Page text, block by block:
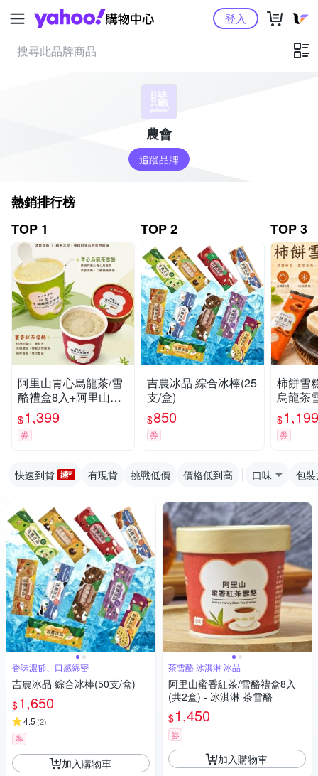
Yahoo購物中心登入
農會
追蹤品牌
熱銷排行榜
TOP 1
阿里山青心烏龍茶/雪
酪禮盒8入+阿里山蜜
香紅茶/雪酪禮盒8入 -
冰淇淋 茶雪酪
$1,399
券
TOP 2
吉農冰品 綜合冰棒(25
支/盒)
$850
券
TOP 3
柿餅雪
烏龍茶
香紅
盒)任選
$1,199
券
快速到貨 有現貨 挑戰低價 價格低到高 口味 包
香味濃郁、口感綿密
吉農冰品 綜合冰棒(50支/盒)
$1,650
4.5 (2)
券
加入購物車
茶雪酪 冰淇淋 冰品
阿里山蜜香紅茶/雪酪禮盒8入
(共2盒) - 冰淇淋 茶雪酪
$1,450
券
加入購物車